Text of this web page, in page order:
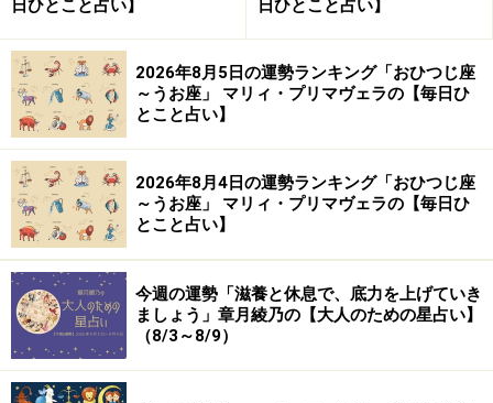
日ひとこと占い】
日ひとこと占い】
2026年8月5日の運勢ランキング「おひつじ座
～うお座」 マリィ・プリマヴェラの【毎日ひ
とこと占い】
2026年8月4日の運勢ランキング「おひつじ座
～うお座」 マリィ・プリマヴェラの【毎日ひ
とこと占い】
今週の運勢「滋養と休息で、底力を上げていき
ましょう」章月綾乃の【大人のための星占い】
（8/3～8/9）